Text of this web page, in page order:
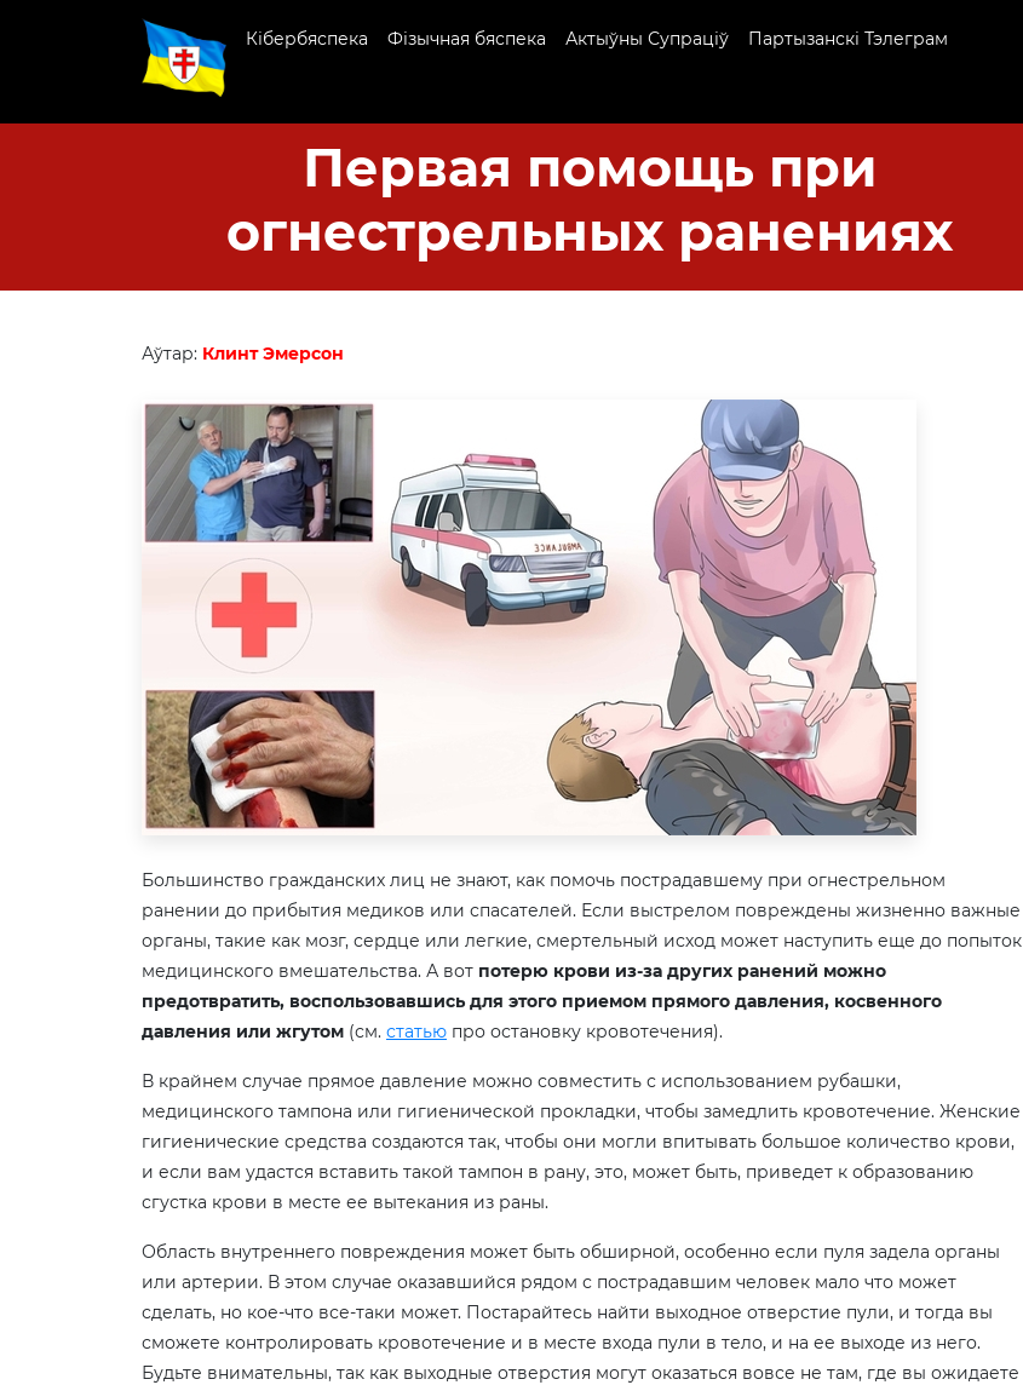
Кібербяспека Фізычная бяспека Актыўны Супраціў Партызанскі Тэлеграм
Первая помощь при
огнестрельных ранениях
Аўтар: Клинт Эмерсон
Большинство гражданских лиц не знают, как помочь пострадавшему при огнестрельном
ранении до прибытия медиков или спасателей. Если выстрелом повреждены жизненно важные
органы, такие как мозг, сердце или легкие, смертельный исход может наступить еще до попыток
медицинского вмешательства. А вот потерю крови из-за других ранений можно
предотвратить, воспользовавшись для этого приемом прямого давления, косвенного
давления или жгутом (см. статью про остановку кровотечения).
В крайнем случае прямое давление можно совместить с использованием рубашки,
медицинского тампона или гигиенической прокладки, чтобы замедлить кровотечение. Женские
гигиенические средства создаются так, чтобы они могли впитывать большое количество крови,
и если вам удастся вставить такой тампон в рану, это, может быть, приведет к образованию
сгустка крови в месте ее вытекания из раны.
Область внутреннего повреждения может быть обширной, особенно если пуля задела органы
или артерии. В этом случае оказавшийся рядом с пострадавшим человек мало что может
сделать, но кое-что все-таки может. Постарайтесь найти выходное отверстие пули, и тогда вы
сможете контролировать кровотечение и в месте входа пули в тело, и на ее выходе из него.
Будьте внимательны, так как выходные отверстия могут оказаться вовсе не там, где вы ожидаете